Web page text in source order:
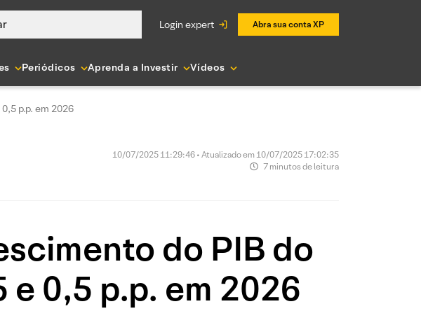
login expert Abra sua conta XP
Periódicos Aprenda a Investir Vídeos
p.p. em 2026
10/07/2025 11:29:46 • Atualizado em 10/07/2025 17:02:35
7 minutos de leitura
do PIB do
e 0,5 p.p. em 2026